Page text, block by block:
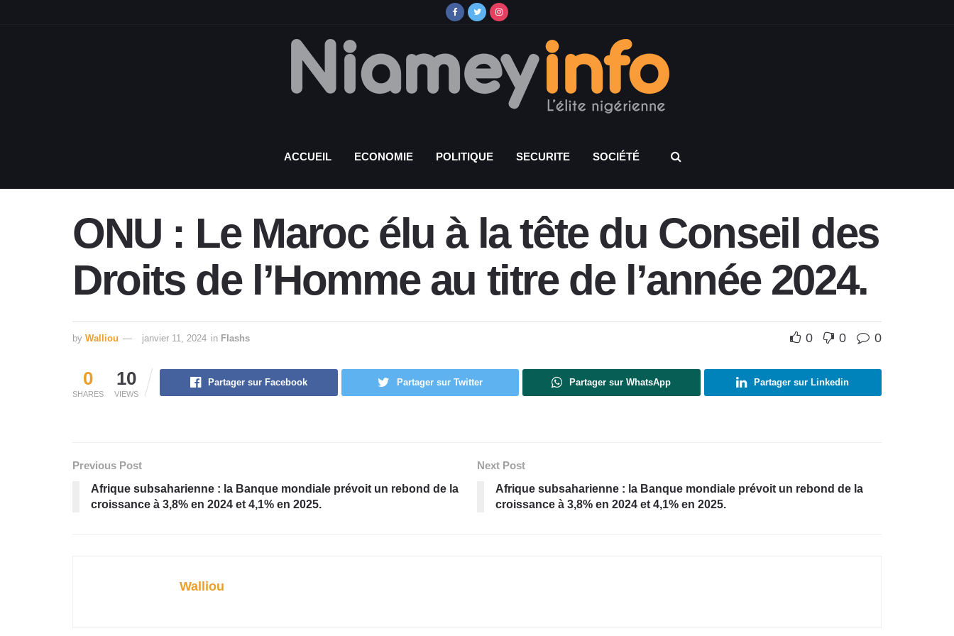
ACCUEIL ECONOMIE POLITIQUE SECURITE SOCIÉTÉ
ONU : Le Maroc élu à la tête du Conseil des
Droits de l’Homme au titre de l’année 2024.
by Walliou janvier 11, 2024 in Flashs 0 0 0
0
SHARES
10
VIEWS
Partager sur Facebook Partager sur Twitter Partager sur WhatsApp Partager sur Linkedin
Previous Post
Afrique subsaharienne : la Banque mondiale prévoit un rebond de la
croissance à 3,8% en 2024 et 4,1% en 2025.
Next Post
Afrique subsaharienne : la Banque mondiale prévoit un rebond de la
croissance à 3,8% en 2024 et 4,1% en 2025.
Walliou